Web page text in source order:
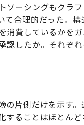
ソーシングもクラ
合理的だった。
消費しているかを
認したか。それぞ
片側だけを示す
ることはほとん